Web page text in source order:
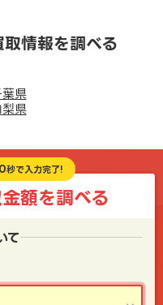
情報を調べる
葉県
梨県
秒で入力完了!
額を調べる
て